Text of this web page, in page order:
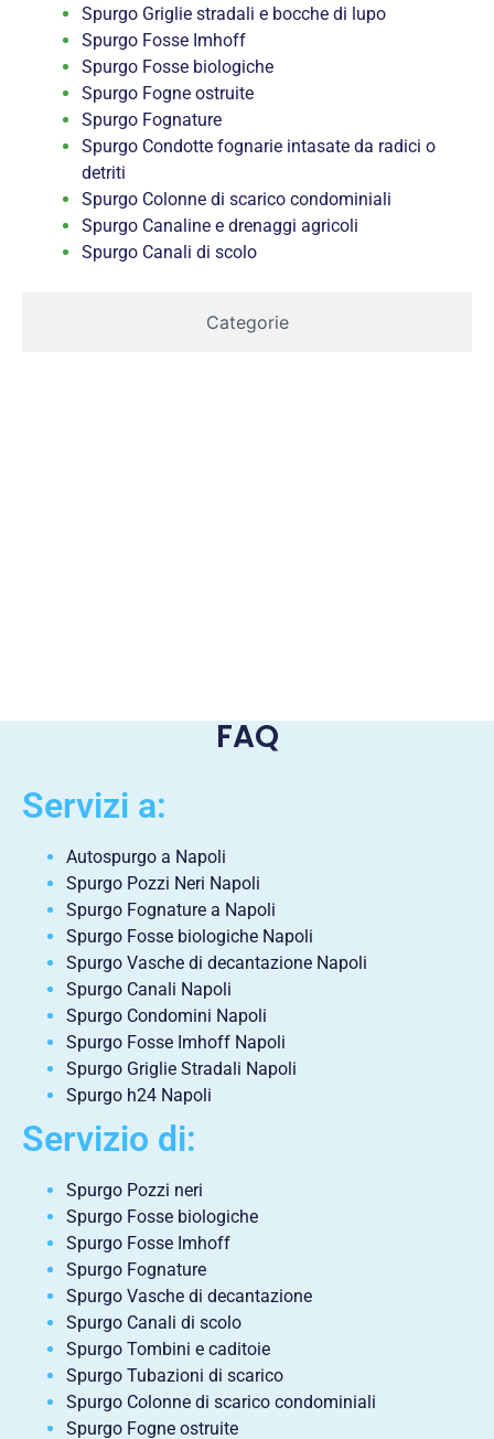
Categorie
Spurgo Griglie stradali e bocche di lupo
Spurgo Fosse Imhoff
Spurgo Fosse biologiche
Spurgo Fogne ostruite
Spurgo Fognature
Spurgo Condotte fognarie intasate da radici o
detriti
Spurgo Colonne di scarico condominiali
Spurgo Canaline e drenaggi agricoli
Spurgo Canali di scolo
FAQ
Servizi a:
Autospurgo a Napoli
Spurgo Pozzi Neri Napoli
Spurgo Fognature a Napoli
Spurgo Fosse biologiche Napoli
Spurgo Vasche di decantazione Napoli
Spurgo Canali Napoli
Spurgo Condomini Napoli
Spurgo Fosse Imhoff Napoli
Spurgo Griglie Stradali Napoli
Spurgo h24 Napoli
Servizio di:
Spurgo Pozzi neri
Spurgo Fosse biologiche
Spurgo Fosse Imhoff
Spurgo Fognature
Spurgo Vasche di decantazione
Spurgo Canali di scolo
Spurgo Tombini e caditoie
Spurgo Tubazioni di scarico
Spurgo Colonne di scarico condominiali
Spurgo Fogne ostruite